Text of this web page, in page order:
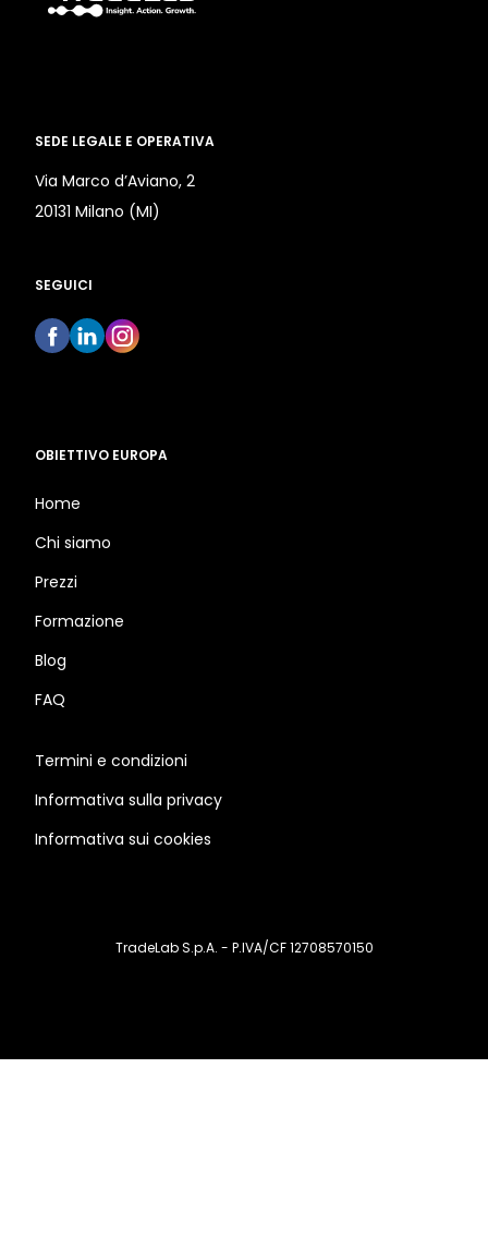
SEDE LEGALE E OPERATIVA
Via Marco d’Aviano, 2
20131 Milano (MI)
SEGUICI
OBIETTIVO EUROPA
Home
Chi siamo
Prezzi
Formazione
Blog
FAQ
Termini e condizioni
Informativa sulla privacy
Informativa sui cookies
TradeLab S.p.A. - P.IVA/CF 12708570150